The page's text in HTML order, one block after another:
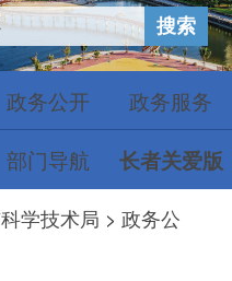
搜索
政务公开
政务服务
部门导航 长者关爱版
学技术局 >政务公